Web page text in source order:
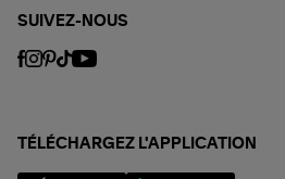
SUIVEZ-NOUS
TÉLÉCHARGEZ L'APPLICATION